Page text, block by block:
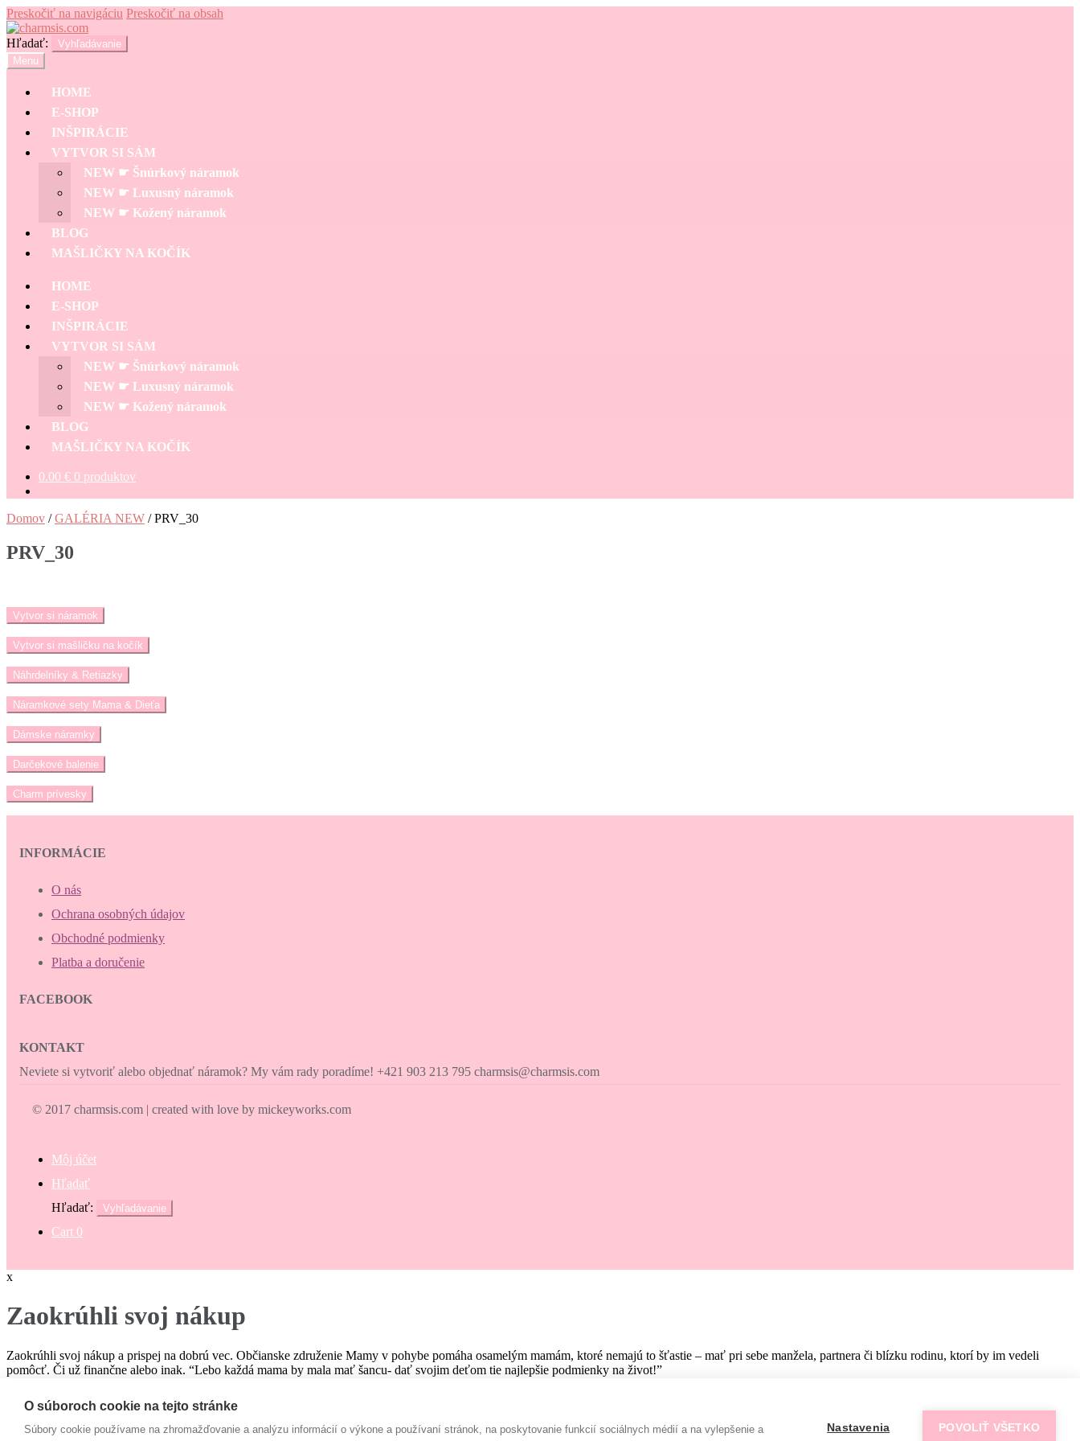
Preskočiť na navigáciu Preskočiť na obsah
Hľadať:
Vyhľadávanie
Menu
HOME
E-SHOP
INŠPIRÁCIE
VYTVOR SI SÁM
NEW ☛ Šnúrkový náramok
NEW ☛ Luxusný náramok
NEW ☛ Kožený náramok
BLOG
MAŠLIČKY NA KOČÍK
HOME
E-SHOP
INŠPIRÁCIE
VYTVOR SI SÁM
NEW ☛ Šnúrkový náramok
NEW ☛ Luxusný náramok
NEW ☛ Kožený náramok
BLOG
MAŠLIČKY NA KOČÍK
0.00 € 0 produktov
Domov /GALÉRIA NEW /PRV_30
PRV_30
Vytvor si náramok
Vytvor si mašličku na kočík
Náhrdelníky & Retiazky
Náramkové sety Mama & Dieťa
Dámske náramky
Darčekové balenie
Charm prívesky
INFORMÁCIE
O nás
Ochrana osobných údajov
Obchodné podmienky
Platba a doručenie
FACEBOOK
KONTAKT
Neviete si vytvoriť alebo objednať náramok? My vám rady poradíme! +421 903 213 795 charmsis@charmsis.com
© 2017 charmsis.com | created with love by mickeyworks.com
Môj účet
Hľadať
Hľadať:
Vyhľadávanie
Cart 0
x
Zaokrúhli svoj nákup
Zaokrúhli svoj nákup a prispej na dobrú vec. Občianske združenie Mamy v pohybe pomáha osamelým mamám, ktoré nemajú to šťastie – mať pri sebe manžela, partnera či blízku rodinu, ktorí by im vedeli
pomôcť. Či už finančne alebo inak. “Lebo každá mama by mala mať šancu- dať svojim deťom tie najlepšie podmienky na život!”
Campaign
Rada prispejem :-)
O súboroch cookie na tejto stránke
Súbory cookie používame na zhromažďovanie a analýzu informácií o výkone a používaní stránok, na poskytovanie funkcií sociálnych médií a na vylepšenie a Nastavenia POVOLIŤ VŠETKO